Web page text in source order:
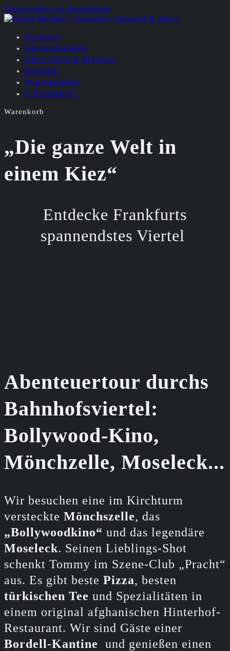
Überspringen zu Hauptinhalt
Termine
Gästestimmen
Über Ulrich Mattner
Kontakt
Warenkorb0
0 Produkte-
Warenkorb
„Die ganze Welt in
einem Kiez“
Entdecke Frankfurts
spannendstes Viertel
Abenteuertour durchs
Bahnhofsviertel:
Bollywood-Kino,
Mönchzelle, Moseleck...
Wir besuchen eine im Kirchturm
versteckte Mönchszelle, das
„Bollywoodkino“ und das legendäre
Moseleck. Seinen Lieblings-Shot
schenkt Tommy im Szene-Club „Pracht“
aus. Es gibt beste Pizza, besten
türkischen Tee und Spezialitäten in
einem original afghanischen Hinterhof-
Restaurant. Wir sind Gäste einer
Bordell-Kantine
und genießen einen